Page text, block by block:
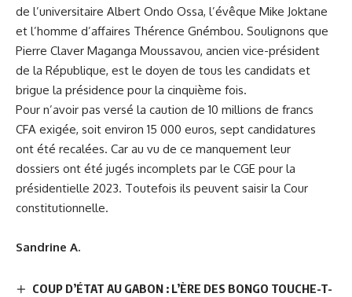
de l’universitaire Albert Ondo Ossa, l’évêque Mike Joktane
et l’homme d’affaires Thérence Gnémbou. Soulignons que
Pierre Claver Maganga Moussavou, ancien vice-président
de la République, est le doyen de tous les candidats et
brigue la présidence pour la cinquième fois.
Pour n’avoir pas versé la caution de 10 millions de francs
CFA exigée, soit environ 15 000 euros, sept candidatures
ont été recalées. Car au vu de ce manquement leur
dossiers ont été jugés incomplets par le CGE pour la
présidentielle 2023. Toutefois ils peuvent saisir la Cour
constitutionnelle.
Sandrine A.
COUP D’ÉTAT AU GABON : L’ÈRE DES BONGO TOUCHE-T-